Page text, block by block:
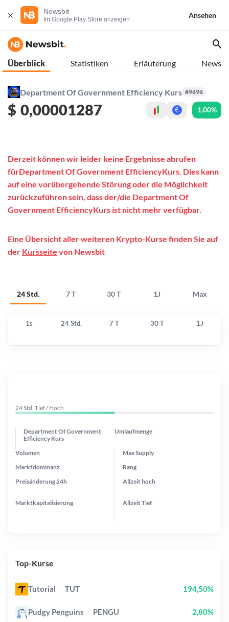
Newsbit
Im Google Play Store anzeigen
Ansehen
Überblick Statistiken Erläuterung News
Department Of Government Efficiency Kurs #9696
$ 0,00001287 € 1,00%
24 Std. 7 T 30 T 1J Max
Derzeit können wir leider keine Ergebnisse abrufen
fürDepartment Of Government EfficiencyKurs. Dies kann
auf eine vorübergehende Störung oder die Möglichkeit
zurückzuführen sein, dass der/die Department Of
Government EfficiencyKurs ist nicht mehr verfügbar.
Eine Übersicht aller weiteren Krypto-Kurse finden Sie auf
der Kursseite von Newsbit
1s 24 Std. 7 T 30 T 1J
24 Std. Tief / Hoch
Department Of Government
Efficiency Kurs
Umlaufmenge
Preisänderung 24h
Max Supply
Marktdominanz
Marktkapitalisierung
Volumen
Rang
Allzeithoch
AllzeitTief
Top-Kurse
Tutorial TUT 194,50%
Pudgy Penguins PENGU 2,80%